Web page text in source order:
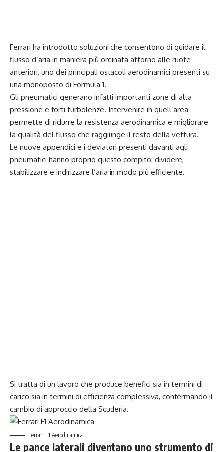
Ferrari ha introdotto soluzioni che consentono di guidare il
flusso d’aria in maniera più ordinata attorno alle ruote
anteriori, uno dei principali ostacoli aerodinamici presenti su
una monoposto di Formula 1.
Gli pneumatici generano infatti importanti zone di alta
pressione e forti turbolenze. Intervenire in quell’area
permette di ridurre la resistenza aerodinamica e migliorare
la qualità del flusso che raggiunge il resto della vettura.
Le nuove appendici e i deviatori presenti davanti agli
pneumatici hanno proprio questo compito: dividere,
stabilizzare e indirizzare l’aria in modo più efficiente.
Si tratta di un lavoro che produce benefici sia in termini di
carico sia in termini di efficienza complessiva, confermando il
cambio di approccio della Scuderia.
Ferrari F1 Aerodinamica
Le pance laterali diventano uno strumento di